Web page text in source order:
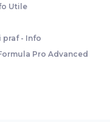
Utile
praf - Info
Pro Advanced